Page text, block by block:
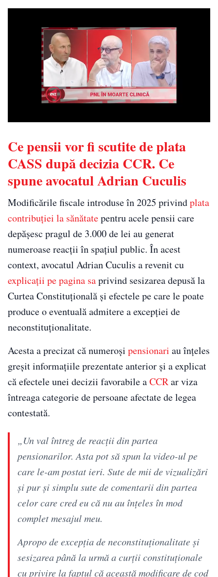
Ce pensii vor fi scutite de plata
CASS după decizia CCR. Ce
spune avocatul Adrian Cuculis
Modificările fiscale introduse în 2025 privindplata
contribuției la sănătatepentru acele pensii care
depășesc pragul de 3.000 de lei au generat
numeroase reacții în spațiul public. În acest
context, avocatul Adrian Cuculis a revenit cu
explicații pe pagina saprivind sesizarea depusă la
Curtea Constituțională și efectele pe care le poate
produce o eventuală admitere a excepției de
neconstituționalitate.
Acesta a precizat că numeroși pensionari au înțeles
greșit informațiile prezentate anterior și a explicat
că efectele unei decizii favorabile aCCRar viza
întreaga categorie de persoane afectate de legea
contestată.
„Un val întreg de reacții din partea
pensionarilor. Asta pot să spun la video-ul pe
care le-am postat ieri. Sute de mii de vizualizări
și pur și simplu sute de comentarii din partea
celor care cred eu că nu au înțeles în mod
complet mesajul meu.
Apropo de excepția de neconstituționalitate și
sesizarea până la urmă a curții constituționale
cu privire la faptul că această modificare de cod